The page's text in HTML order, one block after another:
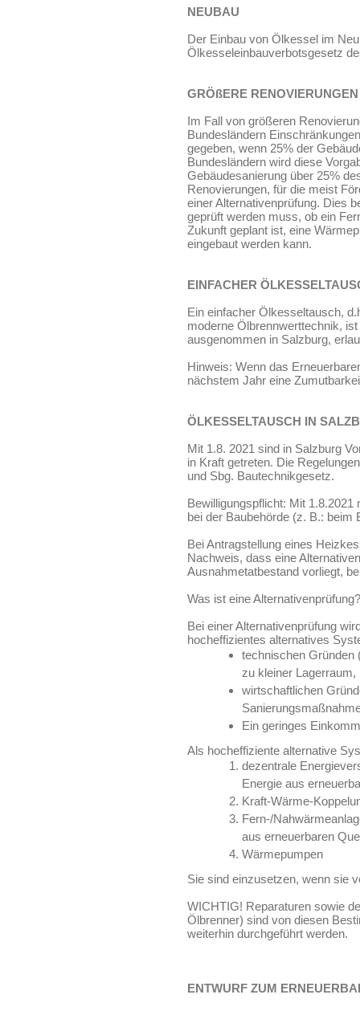
NEUBAU
Der Einbau von Ölkessel im
Ölkesseleinbauverbotsgesetz
GRÖßERE RENOVIERUNGEN
Im Fall von größeren
Bundesländern
gegeben, wenn 25% der
Bundesländern wird diese
Gebäudesanierung über 25%
Renovierungen, für die meist
einer Alternativenprüfung. Dies
geprüft werden muss, ob ein
Zukunft geplant ist, eine
eingebaut werden kann.
EINFACHER
Ein einfacher Ölkesseltausch,
moderne Ölbrennwerttechnik,
ausgenommen in Salzburg,
Hinweis: Wenn das
nächstem Jahr eine
ÖLKESSELTAUSCH IN
Mit 1.8. 2021 sind in Salzburg
in Kraft getreten. Die
und Sbg. Bautechnikgesetz.
Bewilligungspflicht: Mit
bei der Baubehörde (z. B.: beim
Bei Antragstellung eines
Nachweis, dass eine
Ausnahmetatbestand vorliegt,
Was ist eine Alternativenprüfung?
Bei einer Alternativenprüfung
hocheffizientes alternatives
technischen Gründen
zu kleiner Lagerraum,
wirtschaftlichen
Ein geringes
Als hocheffiziente alternative
dezentrale
Energie aus
Kraft-Wärme-
Fern-/
aus erneuerbaren
Wärmepumpen
Sie sind einzusetzen, wenn sie
WICHTIG! Reparaturen sowie
Ölbrenner) sind von diesen
weiterhin durchgeführt werden.
ENTWURF ZUM